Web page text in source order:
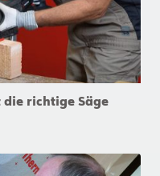
die richtige Säge